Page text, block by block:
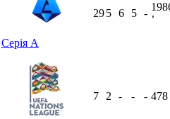
Серія А
295 6 5 -
ʼ
7 2 - - - 478